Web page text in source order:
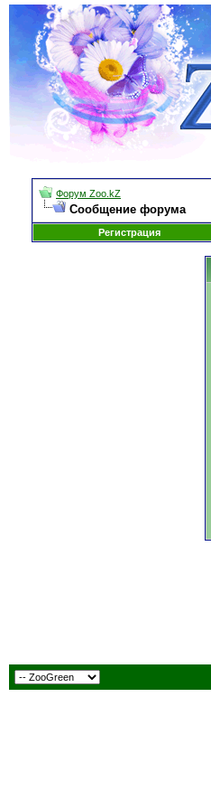
Форум Zoo.kZ
Сообщение форума
Регистрация